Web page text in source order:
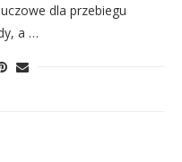
dla przebiegu
a …